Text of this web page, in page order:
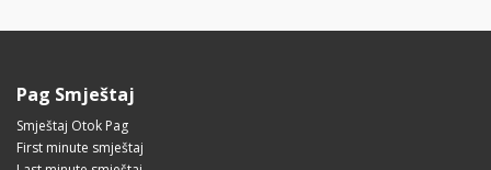
Pag Smještaj
Smještaj Otok Pag
First minute smještaj